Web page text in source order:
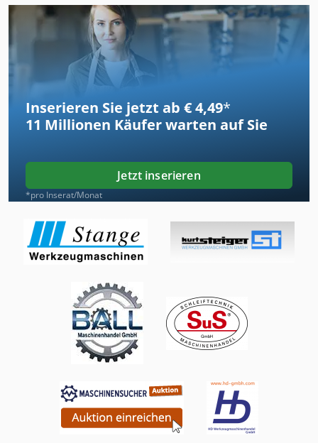
Inserieren Sie jetzt ab € 4,49*
11 Millionen Käufer warten auf Sie
Jetzt inserieren
*pro Inserat/Monat